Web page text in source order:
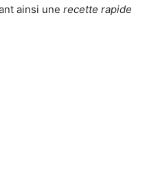
ainsi une recette rapide